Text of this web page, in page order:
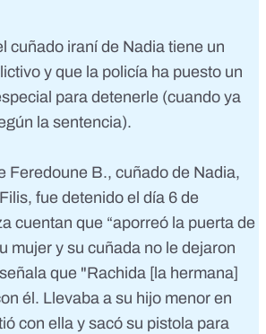
cuñado iraní de Nadia tiene un
y que la policía ha puesto un
para detenerle (cuando ya
la sentencia).
Feredoune B., cuñado de Nadia,
fue detenido el día 6 de
cuentan que “aporreó la puerta de
mujer y su cuñada no le dejaron
que "Rachida [la hermana]
él. Llevaba a su hijo menor en
con ella y sacó su pistola para